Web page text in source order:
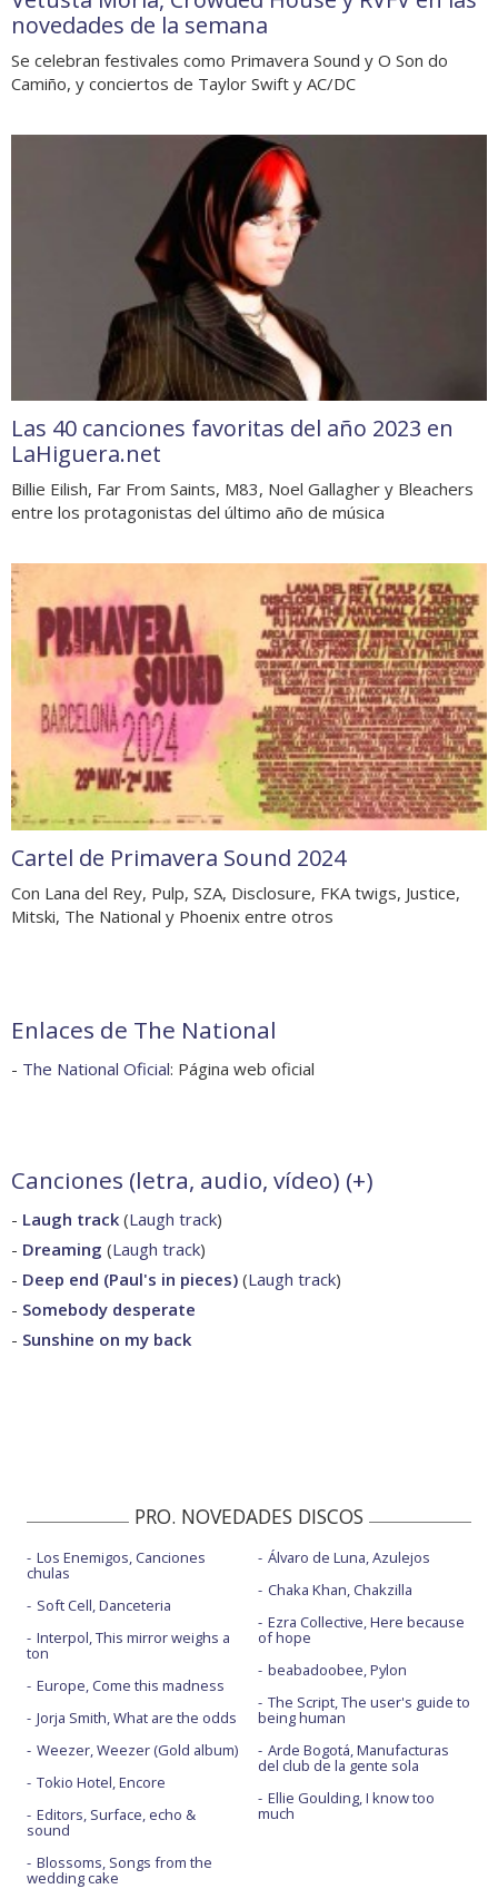
novedades de la semana
Se celebran festivales como Primavera Sound y O Son do
Camiño, y conciertos de Taylor Swift y AC/DC
Las 40 canciones favoritas del año 2023 en
LaHiguera.net
Billie Eilish, Far From Saints, M83, Noel Gallagher y Bleachers
entre los protagonistas del último año de música
Cartel de Primavera Sound 2024
Con Lana del Rey, Pulp, SZA, Disclosure, FKA twigs, Justice,
Mitski, The National y Phoenix entre otros
Enlaces de The National
- The National Oficial: Página web oficial
Canciones (letra, audio, vídeo) (+)
- Laugh track (Laugh track)
- Dreaming (Laugh track)
- Deep end (Paul's in pieces) (Laugh track)
- Somebody desperate
- Sunshine on my back
PRO. NOVEDADES DISCOS
Los Enemigos, Canciones
chulas
Soft Cell, Danceteria
Interpol, This mirror weighs a
ton
Europe, Come this madness
Jorja Smith, What are the odds
Weezer, Weezer (Gold album)
Tokio Hotel, Encore
Editors, Surface, echo &
sound
Blossoms, Songs from the
wedding cake
Álvaro de Luna, Azulejos
Chaka Khan, Chakzilla
Ezra Collective, Here because
of hope
beabadoobee, Pylon
The Script, The user's guide to
being human
Arde Bogotá, Manufacturas
del club de la gente sola
Ellie Goulding, I know too
much